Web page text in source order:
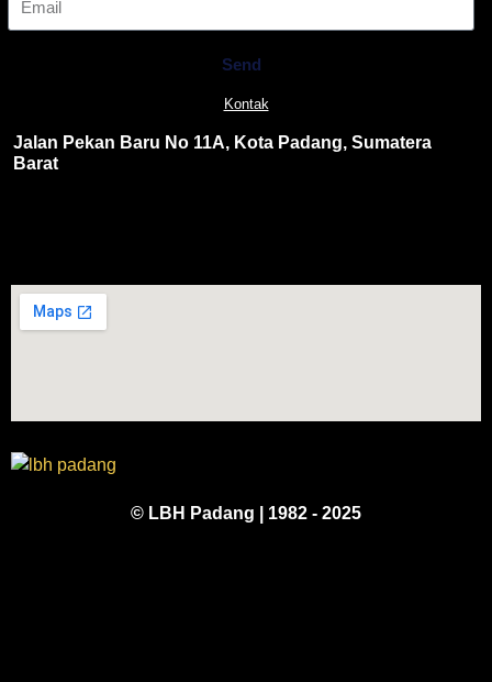
Send
Kontak
Jalan Pekan Baru No 11A, Kota Padang, Sumatera
Barat
© LBH Padang | 1982 - 2025